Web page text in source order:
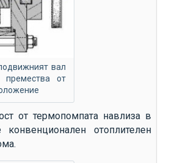
вал
от
от термопомпата навлиза в
отоплителен